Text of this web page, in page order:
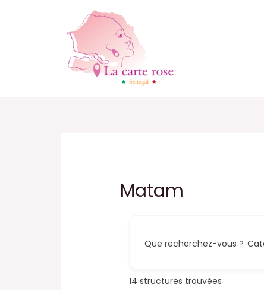
Matam
Que recherchez-vous ?
14 structures trouvées